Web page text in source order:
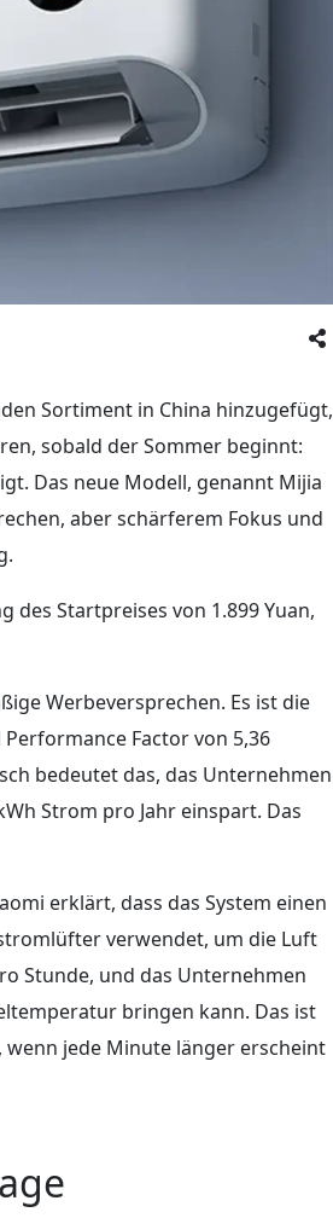
Sortiment in China hinzugefügt,
sobald der Sommer beginnt:
Das neue Modell, genannt Mijia
aber schärferem Fokus und
des Startpreises von 1.899 Yuan,
Werbeversprechen. Es ist die
Factor von 5,36
bedeutet das, das Unternehmen
Strom pro Jahr einspart. Das
erklärt, dass das System einen
verwendet, um die Luft
Stunde, und das Unternehmen
bringen kann. Das ist
jede Minute länger erscheint